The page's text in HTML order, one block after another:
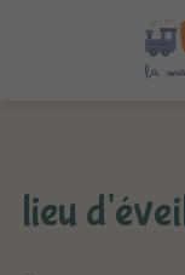
lieu